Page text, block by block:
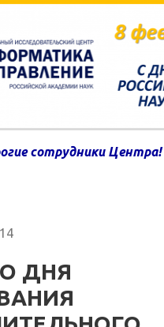
сотрудники Центра!
ДНЯ